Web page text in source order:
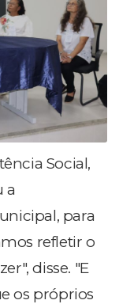
Social,
a
para
refletir o
disse. "E
os próprios